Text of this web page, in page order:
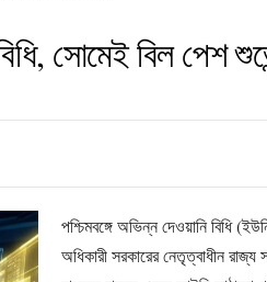
সোমেই বিল পেশ
পশ্চিমবঙ্গে অভিন্ন দেওয়ানি বিধি
অধিকারী সরকারের নেতৃত্বাধীন